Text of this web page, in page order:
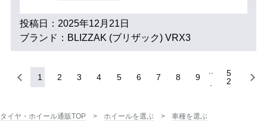
投稿日：2025年12月21日
ブランド：BLIZZAK (ブリザック) VRX3
1 2 3 4 5 6 7 8 9
5
2
タイヤ・ホイール通販TOP ホイールを選ぶ
車種を選ぶ